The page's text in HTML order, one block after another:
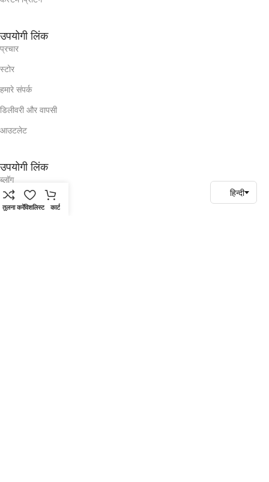
उपयोगी लिंक
प्रचार
स्टोर
हमारे संपर्क
डिलीवरी और वापसी
आउटलेट
उपयोगी लिंक
ब्लॉग
हमारे संपर्क
तुलना करेंविशलिस्ट कार्ट